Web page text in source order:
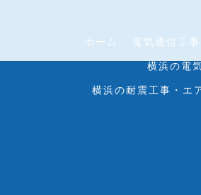
ホーム 電気通信工
横浜の電
横浜の耐震工事・エ